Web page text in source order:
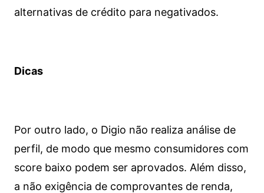
alternativas de crédito para negativados.
Dicas
Por outro lado, o Digio não realiza análise de
perfil, de modo que mesmo consumidores com
score baixo podem ser aprovados. Além disso,
a não exigência de comprovantes de renda,